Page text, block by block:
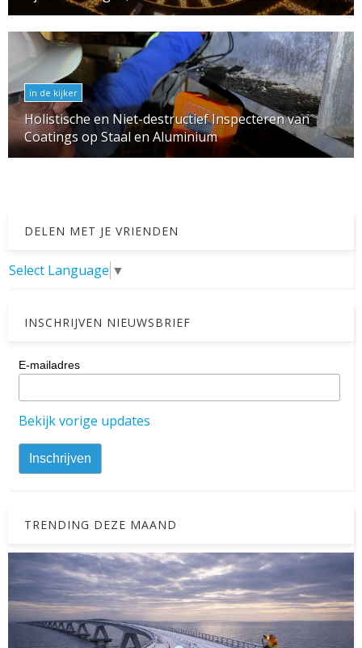
in de kijker
Holistische en Niet-destructief Inspecteren van
Coatings op Staal en Aluminium
DELEN MET JE VRIENDEN
Select Language ▼
INSCHRIJVEN NIEUWSBRIEF
E-mailadres
Bekijk vorige updates
TRENDING DEZE MAAND